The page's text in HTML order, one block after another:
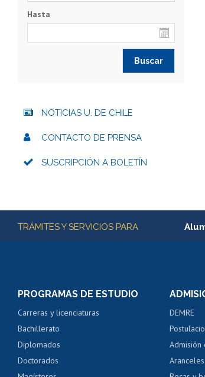
Hasta
NOTICIAS U. DE CHILE
CONTACTO DE PRENSA
SUSCRIPCIÓN A BOLETÍN
Más información
TRÁMITES Y SERVICIOS PARA
Pago
PROGRAMAS DE ESTUDIO
Carreras y licenciaturas
Bachillerato
Diplomados
Doctorados
DEMRE
Admisión